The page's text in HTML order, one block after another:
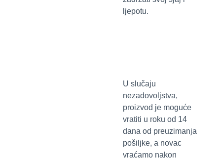
ljepotu.
U slučaju
nezadovoljstva,
proizvod je moguće
vratiti u roku od 14
dana od preuzimanja
pošiljke, a novac
vraćamo nakon